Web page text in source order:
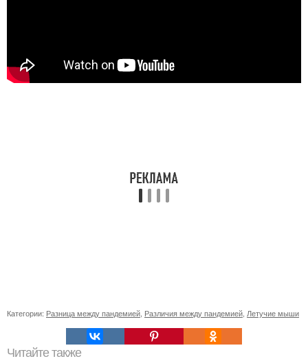
Категории: Разница между пандемией Различия между пандемией Летучие мыши
Читайте также